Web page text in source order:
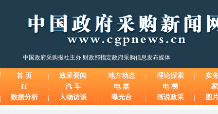
中国政府采购报社主办 财政部指定政府采购信息发布媒体
首 页 政采要闻 地方动态 理论探索
实
IT
汽 车 电 器 电 梯
数据分析
人物访谈 曝光台 画说政采 图